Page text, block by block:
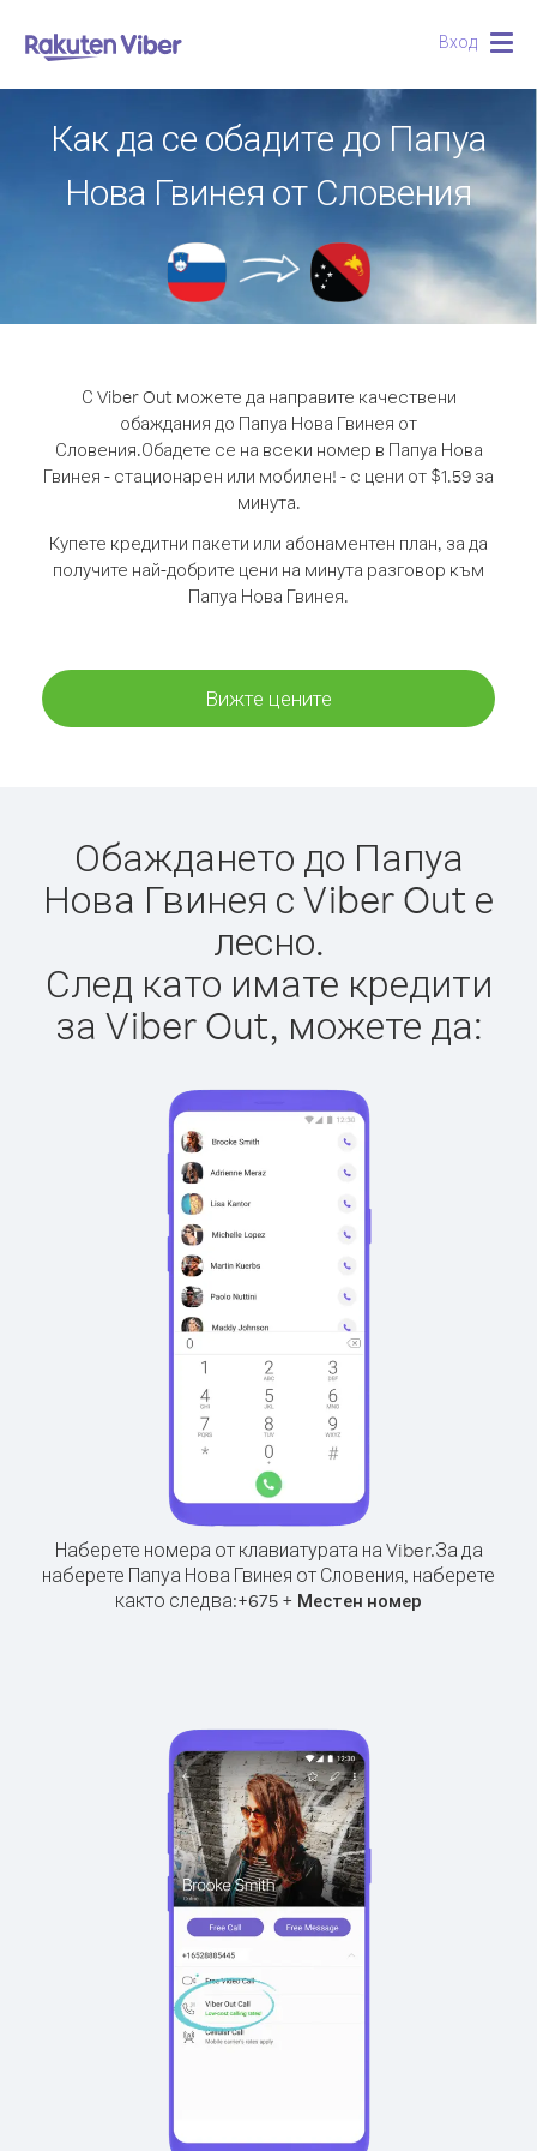
Вход
Как да се обадите до Папуа
Нова Гвинея от Словения
С Viber Out можете да направите качествени
обаждания до Папуа Нова Гвинея от
Словения.Обадете се на всеки номер в Папуа Нова
Гвинея - стационарен или мобилен! - с цени от $1.59 за
минута.
Купете кредитни пакети или абонаментен план, за да
получите най-добрите цени на минута разговор към
Папуа Нова Гвинея.
Вижте цените
Обаждането до Папуа
Нова Гвинея с Viber Out е
лесно.
След като имате кредити
за Viber Out, можете да:
Наберете номера от клавиатурата на Viber.За да
наберете Папуа Нова Гвинея от Словения, наберете
както следва:+675 + Местен номер